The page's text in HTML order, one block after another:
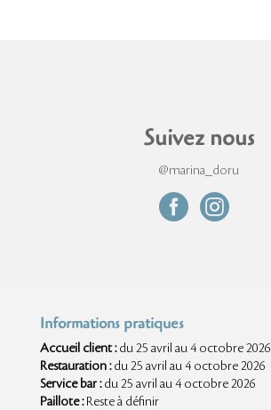
Suivez nous
@marina_doru
 
Informations pratiques
Accueil client :du 25 avril au 4 octobre 2026
Restauration :du 25 avril au 4 octobre 2026
Service bar :du 25 avril au 4 octobre 2026
Paillote :Reste à définir